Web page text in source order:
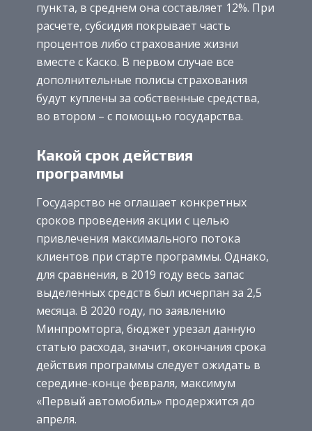
пункта, в среднем она составляет 12%. При
расчете, субсидия покрывает часть
процентов либо страхование жизни
вместе с Каско. В первом случае все
дополнительные полисы страхования
будут куплены за собственные средства,
во втором – с помощью государства.
Какой срок действия
программы
Государство не оглашает конкретных
сроков проведения акции с целью
привлечения максимального потока
клиентов при старте программы. Однако,
для сравнения, в 2019 году весь запас
выделенных средств был исчерпан за 2,5
месяца. В 2020 году, по заявлению
Минпромторга, бюджет урезал данную
статью расхода, значит, окончания срока
действия программы следует ожидать в
середине-конце февраля, максимум
«Первый автомобиль» продержится до
апреля.